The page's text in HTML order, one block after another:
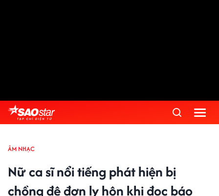
ÂM NHẠC
Nữ ca sĩ nổi tiếng phát hiện bị
chồng đệ đơn ly hôn khi đọc báo